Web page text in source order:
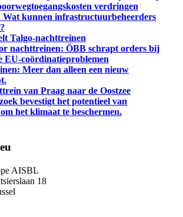
verdringen
Wat kunnen infrastructuurbeheerders
Talgo-nachttreinen
nachttreinen: ÖBB schrapt orders bij
EU-coördinatieproblemen
Meer dan alleen een nieuw
van Praag naar de Oostzee
bevestigt het potentieel van
het klimaat te beschermen.
AISBL
18